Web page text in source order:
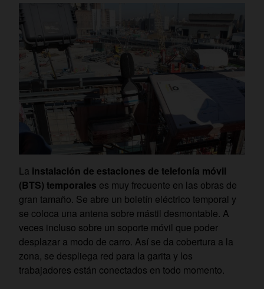
La instalación de estaciones de telefonía móvil
(BTS) temporales es muy frecuente en las obras de
gran tamaño. Se abre un boletín eléctrico temporal y
se coloca una antena sobre mástil desmontable. A
veces incluso sobre un soporte móvil que poder
desplazar a modo de carro. Así se da cobertura a la
zona, se despliega red para la garita y los
trabajadores están conectados en todo momento.